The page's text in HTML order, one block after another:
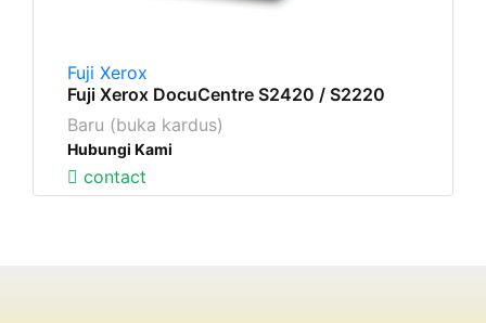
Fuji Xerox
Fuji Xerox DocuCentre S2420 / S2220
Baru (buka kardus)
Hubungi Kami
contact